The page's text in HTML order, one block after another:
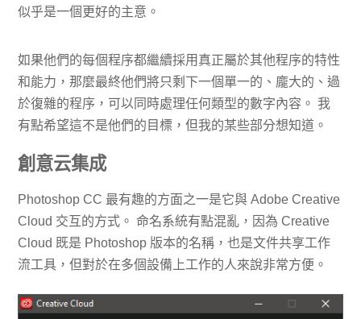
似乎是一個更好的主意。
如果他們的每個程序都繼續採用真正屬於其他程序的特性
和能力，那麼最終他們將只剩下一個單一的、龐大的、過
於復雜的程序，可以同時處理任何類型的數字內容。 我
有點希望這不是他們的目標，但我的某些部分想知道。
創意云集成
Photoshop CC 最有趣的方面之一是它與 Adob​​e Creative
Cloud 交互的方式。 命名系統有點混亂，因為 Creative
Cloud 既是 Photoshop 版本的名稱，也是文件共享工作
流工具，但對於在多個設備上工作的人來說非常方便。